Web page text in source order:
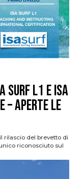
SURF L1 e ISA
APERTE LE
rilascio del brevetto di
riconosciuto sul